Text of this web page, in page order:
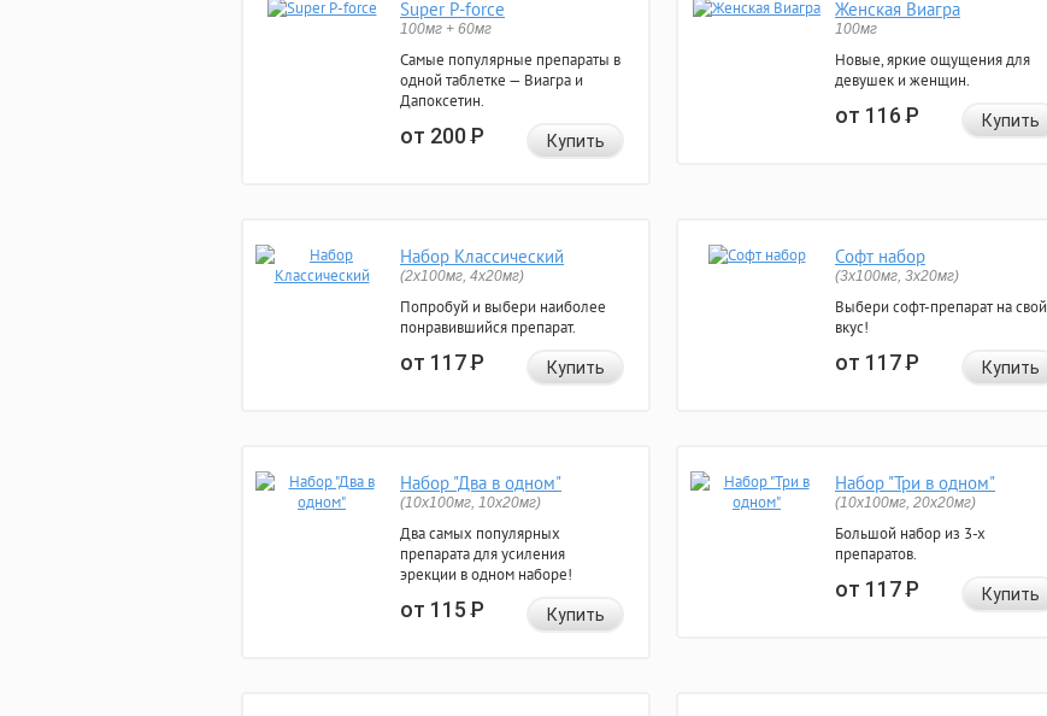
Super P-force
100мг + 60мг
Самые популярные препараты в
одной таблетке — Виагра и
Дапоксетин.
от 200Р Купить
Женская Виагра
100мг
Новые, яркие ощущения для
девушек и женщин.
от 116Р Купить
Набор Классический
(2x100мг, 4x20мг)
Попробуй и выбери наиболее
понравившийся препарат.
от 117Р Купить
Софт набор
(3x100мг, 3x20мг)
Выбери софт-препарат на свой
вкус!
от 117Р Купить
Набор "Два в одном"
(10x100мг, 10x20мг)
Два самых популярных
препарата для усиления
эрекции в одном наборе!
от 115Р Купить
Набор "Три в одном"
(10x100мг, 20x20мг)
Большой набор из 3-х
препаратов.
от 117Р Купить